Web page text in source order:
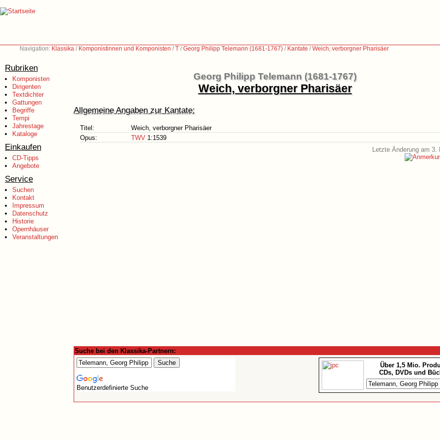
Navigation: Klassika / Komponistinnen und Komponisten /T /Georg Philipp Telemann (1681-1767) / Kantate /Weich, verborgner Pharisäer
Rubriken
Komponisten
Dirigenten
Textdichter
Gattungen
Begriffe
Tempi
Jahrestage
Kataloge
Einkaufen
CD-Tipps
Angebote
Service
Suchen
Kontakt
Impressum
Datenschutz
Historie
Opernhäuser
Veranstaltungen
Georg Philipp Telemann (1681-1767)
Weich, verborgner Pharisäer
Allgemeine Angaben zur Kantate:
Titel:
Weich, verborgner Pharisäer
Opus:
TWV 1:1539
Letzte Änderung am 3.
Suche bei den Klassika-Partnern:
Benutzerdefinierte Suche
Über 1,5 Mio.
CDs, DVDs und